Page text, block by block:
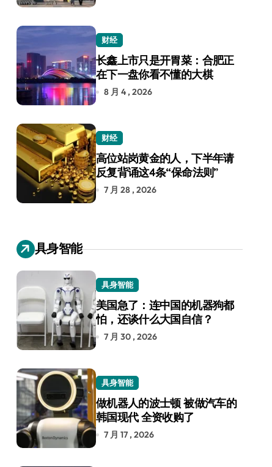
财经
长鑫上市只是开胃菜：合肥正
在下一盘你看不懂的大棋
8 月 4 , 2026
财经
高位站岗黄金的人，下半年请
反复背诵这4条“保命法则”
7 月 28 , 2026
具身智能
具身智能
美国急了：连中国的机器狗都
怕，还谈什么大国自信？
7 月 30 , 2026
具身智能
做机器人的波士顿 被做汽车的
韩国现代 全资收购了
7 月 17 , 2026